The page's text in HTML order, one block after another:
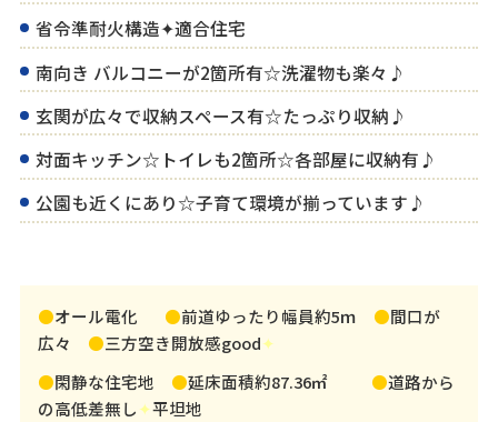
省令準耐火構造✦適合住宅
南向き バルコニーが2箇所有☆洗濯物も楽々♪
玄関が広々で収納スペース有☆たっぷり収納♪
対面キッチン☆トイレも2箇所☆各部屋に収納有♪
公園も近くにあり☆子育て環境が揃っています♪
●オール電化 ●前道ゆったり幅員約5ｍ ●間口が
広々
●三方空き開放感good✦
●閑静な住宅地 ●延床面積約87.36㎡ ●道路から
の高低差無し✦平坦地